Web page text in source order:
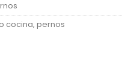
cocina, pernos